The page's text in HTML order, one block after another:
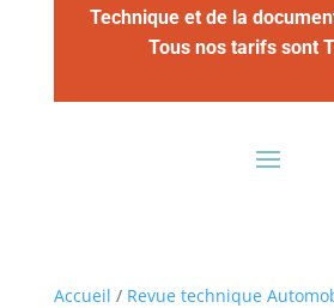
Technique et de la
Tous nos tarifs sont
Accueil / Revue technique